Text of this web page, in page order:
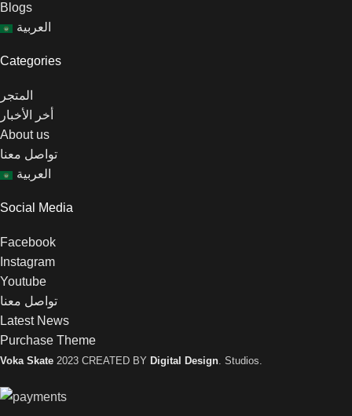
Blogs
العربية
Categories
المتجر
أخر الأخبار
About us
تواصل معنا
العربية
Social Media
Facebook
Instagram
Youtube
تواصل معنا
Latest News
Purchase Theme
Voka Skate 2023 CREATED BY Digital Design. Studios.